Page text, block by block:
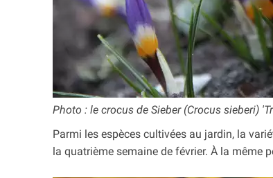
Photo : le crocus de Sieber (Crocus sieberi)
Parmi les espèces cultivées au jardin, la
la quatrième semaine de février. À la même